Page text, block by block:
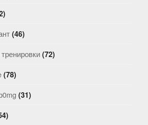
(46)
(72)
(78)
(31)